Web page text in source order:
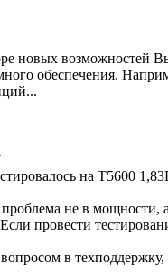
новых возможностей
обеспечения.
на T5600
не в мощности,
провести
в